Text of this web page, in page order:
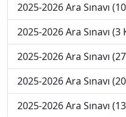
2025-2026 Ara Sınavı
2025-2026 Ara Sınavı (3
2025-2026 Ara Sınavı
2025-2026 Ara Sınavı
2025-2026 Ara Sınavı